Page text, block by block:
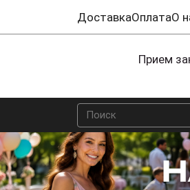
ДоставкаОплатаО
Прием